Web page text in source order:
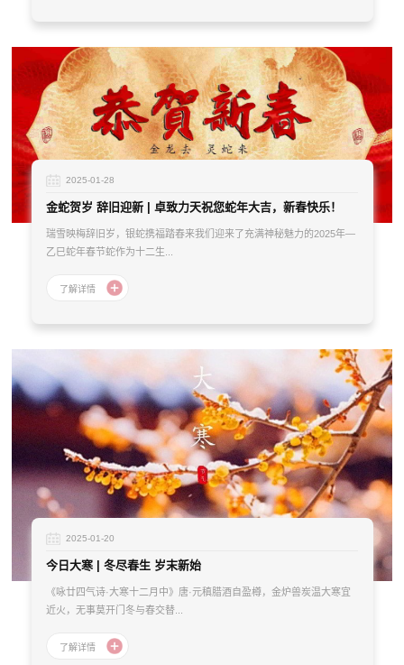
2025-01-28
金蛇贺岁 辞旧迎新 | 卓致力天祝您蛇年大吉，新春快乐！
瑞雪映梅辞旧岁，银蛇携福踏春来我们迎来了充满神秘魅力的2025年—
乙巳蛇年春节蛇作为十二生...
2025-01-20
今日大寒 | 冬尽春生 岁末新始
《咏廿四气诗·大寒十二月中》唐·元稹腊酒自盈樽，金炉兽炭温大寒宜
近火，无事莫开门冬与春交替...